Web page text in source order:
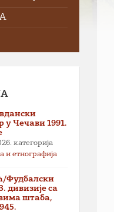
у Чечави 1991.
категорија
и етнографија
Фудбалски
дивизије са
штаба,